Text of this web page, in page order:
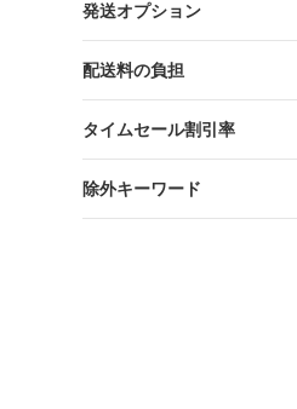
発送オプション
配送料の負担
タイムセール割引率
除外キーワード